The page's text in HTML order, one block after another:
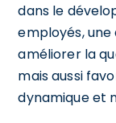
dans le
employés,
améliorer la
mais aussi
dynamique et